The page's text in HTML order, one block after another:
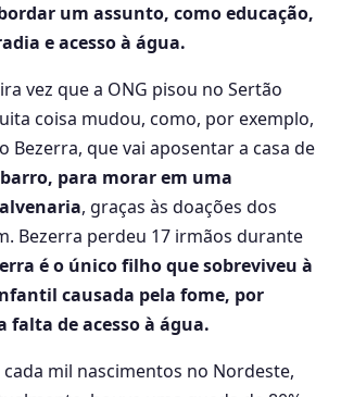
um assunto, como educação,
e acesso à água.
vez que a ONG pisou no Sertão
coisa mudou, como, por exemplo,
Bezerra, que vai aposentar a casa de
para morar em uma
, graças às doações dos
Bezerra perdeu 17 irmãos durante
é o único filho que sobreviveu à
causada pela fome, por
falta de acesso à água.
cada mil nascimentos no Nordeste,